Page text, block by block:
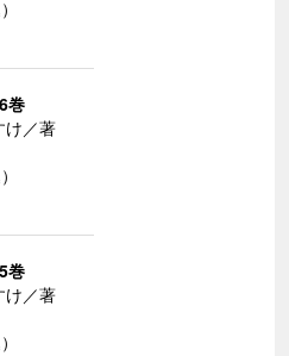
巻
け／著
巻
け／著